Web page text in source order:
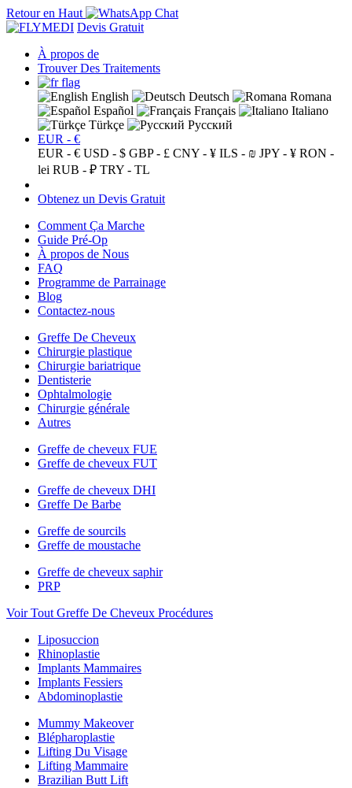
Retour en Haut
Devis Gratuit
À propos de
Trouver Des Traitements
English Deutsch
Romana
Español
Français
Italiano
Türkçe
Русский
EUR - €
EUR - € USD - $ GBP - £ CNY - ¥ ILS - ₪ JPY - ¥ RON -
lei RUB - ₽ TRY - TL
Obtenez un Devis Gratuit
Comment Ça Marche
Guide Pré-Op
À propos de Nous
FAQ
Programme de Parrainage
Blog
Contactez-nous
Greffe De Cheveux
Chirurgie plastique
Chirurgie bariatrique
Dentisterie
Ophtalmologie
Chirurgie générale
Autres
Greffe de cheveux FUE
Greffe de cheveux FUT
Greffe de cheveux DHI
Greffe De Barbe
Greffe de sourcils
Greffe de moustache
Greffe de cheveux saphir
PRP
Voir Tout Greffe De Cheveux Procédures
Liposuccion
Rhinoplastie
Implants Mammaires
Implants Fessiers
Abdominoplastie
Mummy Makeover
Blépharoplastie
Lifting Du Visage
Lifting Mammaire
Brazilian Butt Lift